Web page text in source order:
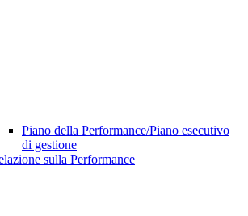
Piano della Performance/Piano esecutivo
di gestione
sulla Performance